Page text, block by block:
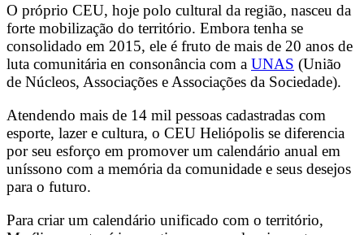
O próprio CEU, hoje polo cultural da região, nasceu da
forte mobilização do território. Embora tenha se
consolidado em 2015, ele é fruto de mais de 20 anos de
luta comunitária en consonância com a UNAS (União
de Núcleos, Associações e Associações da Sociedade).
Atendendo mais de 14 mil pessoas cadastradas com
esporte, lazer e cultura, o CEU Heliópolis se diferencia
por seu esforço em promover um calendário anual em
uníssono com a memória da comunidade e seus desejos
para o futuro.
Para criar um calendário unificado com o território,